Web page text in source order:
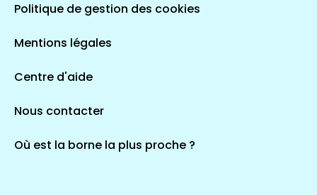
Politique de gestion des cookies
Mentions légales
Centre d'aide
Nous contacter
Où est la borne la plus proche ?